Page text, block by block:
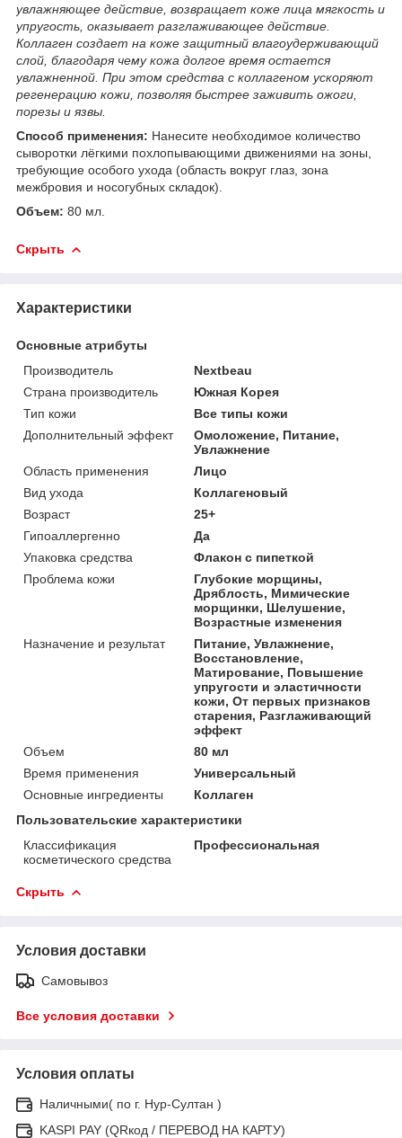
увлажняющее действие, возвращает коже лица мягкость и
упругость, оказывает разглаживающее действие.
Коллаген создает на коже защитный влагоудерживающий
слой, благодаря чему кожа долгое время остается
увлажненной. При этом средства с коллагеном ускоряют
регенерацию кожи, позволяя быстрее заживить ожоги,
порезы и язвы.
Способ применения: Нанесите необходимое количество
сыворотки лёгкими похлопывающими движениями на зоны,
требующие особого ухода (область вокруг глаз, зона
межбровия и носогубных складок).
Объем: 80 мл.
Скрыть
Характеристики
Основные атрибуты
Производитель
Nextbeau
Страна производитель
Южная Корея
Тип кожи
Все типы кожи
Дополнительный эффект
Омоложение, Питание,
Увлажнение
Область применения
Лицо
Вид ухода
Коллагеновый
Возраст
25+
Гипоаллергенно
Да
Упаковка средства
Флакон с пипеткой
Проблема кожи
Глубокие морщины,
Дряблость, Мимические
морщинки, Шелушение,
Возрастные изменения
Назначение и результат
Питание, Увлажнение,
Восстановление,
Матирование, Повышение
упругости и эластичности
кожи, От первых признаков
старения, Разглаживающий
эффект
Объем
80 мл
Время применения
Универсальный
Основные ингредиенты
Коллаген
Пользовательские характеристики
Классификация
косметического средства
Профессиональная
Скрыть
Условия доставки
Самовывоз
Все условия доставки
Условия оплаты
Наличными( по г. Нур-Султан )
KASPI PAY (QRкод / ПЕРЕВОД НА КАРТУ)